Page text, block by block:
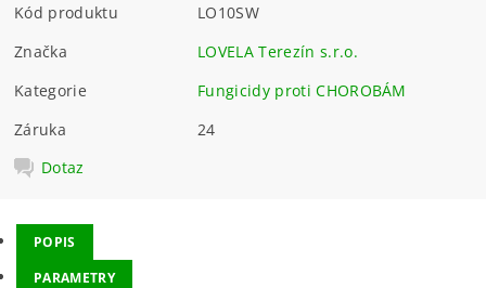
Kód produktu
LO10SW
Značka
LOVELA Terezín s.r.o.
Kategorie
Fungicidy proti CHOROBÁM
Záruka
24
Dotaz
POPIS
PARAMETRY